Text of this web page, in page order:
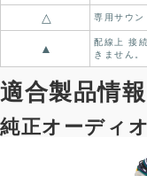
△ 専用サウン
▲
配線上 接
きません。
適合製品情報
純正オーディ